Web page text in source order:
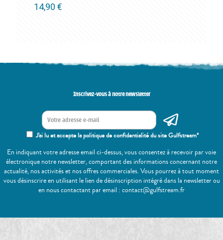
14,90 €
Inscrivez-vous à notre newsletter
J'ai lu et accepte la politique de confidentialité du site Gulfstream*
En indiquant votre adresse email ci-dessus, vous consentez à recevoir par voie
électronique notre newsletter, comportant des informations concernant notre
actualité, nos activités et nos offres commerciales. Vous pourrez à tout moment
vous désinscrire en utilisant le lien de désinscription intégré dans la newsletter ou
en nous contactant par email : contact@gulfstream.fr